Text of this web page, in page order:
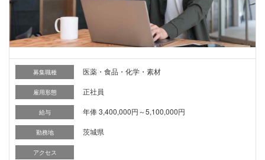
募集職種 医薬・食品・化学・素材
雇用形態 正社員
給与 年俸 3,400,000円～5,100,000円
勤務地 茨城県
アクセス